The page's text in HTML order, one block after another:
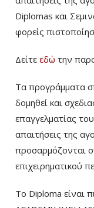
Diplomas και
φορείς
Δείτε εδώ την
Τα προγράμματα
δομηθεί και
επαγγελματίας
απαιτήσεις της
προσαρμόζονται
επιχειρηματικού
Το Diploma είναι